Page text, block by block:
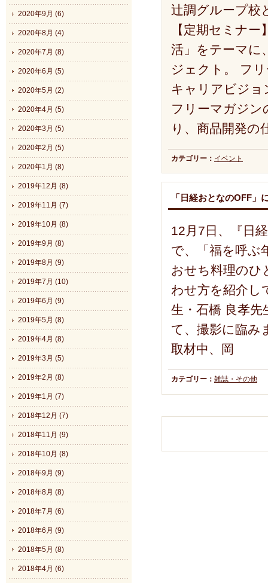
辻調グループ校
【定期セミナ
活」をテーマに
ジェクト。 フ
キャリアビジョ
フリーマガジン
り、商品開発の
カテゴリー： イベント
「日経おとなのOFF」
12月7日、『日
で、「福を呼ぶ
おせち料理のひ
わせ方を紹介し
生・石橋 良孝
て、撮影に臨み
取材中、岡
カテゴリー： 雑誌・その他
2020年9月 (6)
2020年8月 (4)
2020年7月 (8)
2020年6月 (5)
2020年5月 (2)
2020年4月 (5)
2020年3月 (5)
2020年2月 (5)
2020年1月 (8)
2019年12月 (8)
2019年11月 (7)
2019年10月 (8)
2019年9月 (8)
2019年8月 (9)
2019年7月 (10)
2019年6月 (9)
2019年5月 (8)
2019年4月 (8)
2019年3月 (5)
2019年2月 (8)
2019年1月 (7)
2018年12月 (7)
2018年11月 (9)
2018年10月 (8)
2018年9月 (9)
2018年8月 (8)
2018年7月 (6)
2018年6月 (9)
2018年5月 (8)
2018年4月 (6)